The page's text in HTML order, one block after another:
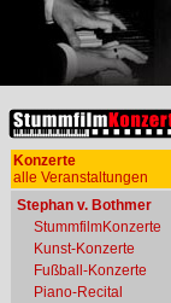
Konzerte
alle Veranstaltungen
Stephan v. Bothmer
StummfilmKonzerte
Kunst-Konzerte
Fußball-Konzerte
Piano-Recital